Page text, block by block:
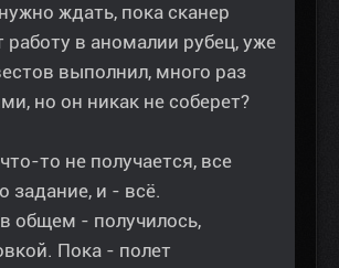
ждать, пока сканер
работу в аномалии рубец, уже
выполнил, много раз
но он никак не соберет?
то не получается, все
задание, и - всё.
в общем - получилось,
Пока - полет